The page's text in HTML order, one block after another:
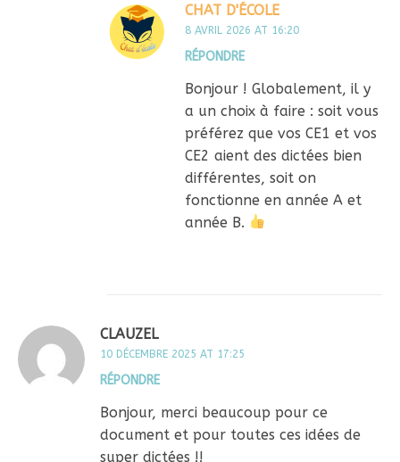
CHAT D'ÉCOLE
8 AVRIL 2026 AT 16:20
RÉPONDRE
Bonjour ! Globalement, il y
a un choix à faire : soit vous
préférez que vos CE1 et vos
CE2 aient des dictées bien
différentes, soit on
fonctionne en année A et
année B.
CLAUZEL
10 DÉCEMBRE 2025 AT 17:25
RÉPONDRE
Bonjour, merci beaucoup pour ce
document et pour toutes ces idées de
super dictées !!